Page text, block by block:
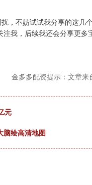
，不妨试试我分享的这几
我，后续我还会分享更多
金多多配资提示：文章来
元
脑绘高清地图